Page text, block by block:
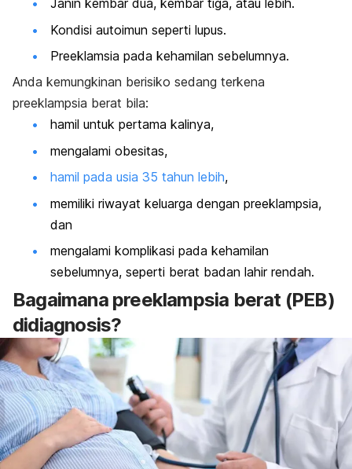
Janin kembar dua, kembar tiga, atau lebih.
Kondisi autoimun seperti lupus.
Preeklamsia pada kehamilan sebelumnya.
Anda kemungkinan berisiko sedang terkena
preeklampsia berat bila:
hamil untuk pertama kalinya,
mengalami obesitas,
hamil pada usia 35 tahun lebih,
memiliki riwayat keluarga dengan preeklampsia,
dan
mengalami komplikasi pada kehamilan
sebelumnya, seperti berat badan lahir rendah.
Bagaimana preeklampsia berat (PEB)
didiagnosis?